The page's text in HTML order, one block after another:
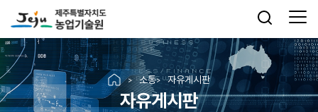
소통 자유게시판
자유게시판